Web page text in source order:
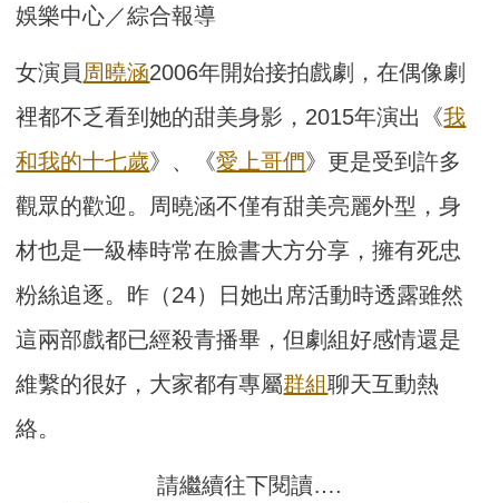
娛樂中心／綜合報導
女演員 周曉涵2006年開始接拍戲劇，在偶像劇
裡都不乏看到她的甜美身影，2015年演出《我
和我的十七歲》、《愛上哥們》更是受到許多
觀眾的歡迎。周曉涵不僅有甜美亮麗外型，身
材也是一級棒時常在臉書大方分享，擁有死忠
粉絲追逐。昨（24）日她出席活動時透露雖然
這兩部戲都已經殺青播畢，但劇組好感情還是
維繫的很好，大家都有專屬群組聊天互動熱
絡。
請繼續往下閱讀….